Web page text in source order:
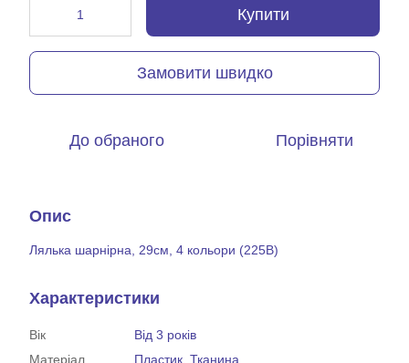
Купити
Замовити швидко
До обраного Порівняти
Опис
Лялька шарнірна, 29см, 4 кольори (225B)
Характеристики
Вік
Від 3 років
Матеріал
Пластик, Тканина